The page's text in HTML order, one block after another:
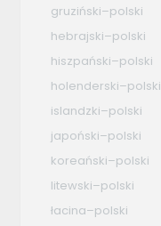
gruziński–polski
hebrajski–polski
hiszpański–polski
holenderski–polski
islandzki–polski
japoński–polski
koreański–polski
litewski–polski
łacina–polski